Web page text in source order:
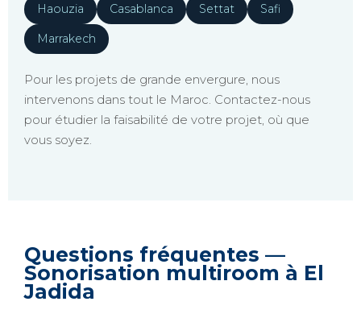
Haouzia Casablanca Settat Safi
Marrakech
Pour les projets de grande envergure, nous
intervenons dans tout le Maroc. Contactez-nous
pour étudier la faisabilité de votre projet, où que
vous soyez.
Questions fréquentes —
Sonorisation multiroom à El
Jadida